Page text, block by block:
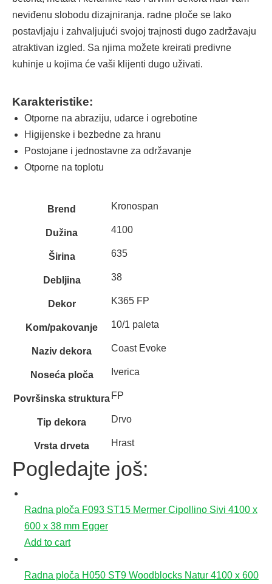
neviđenu slobodu dizajniranja. radne ploče se lako
postavljaju i zahvaljujući svojoj trajnosti dugo zadržavaju
atraktivan izgled. Sa njima možete kreirati predivne
kuhinje u kojima će vaši klijenti dugo uživati.
Karakteristike:
Otporne na abraziju, udarce i ogrebotine
Higijenske i bezbedne za hranu
Postojane i jednostavne za održavanje
Otporne na toplotu
Brend Kronospan
Dužina 4100
Širina 635
Debljina 38
Dekor K365 FP
Kom/pakovanje 10/1 paleta
Naziv dekora Coast Evoke
Noseća ploča Iverica
Površinska struktura FP
Tip dekora Drvo
Vrsta drveta Hrast
Pogledajte još:
Radna ploča F093 ST15 Mermer Cipollino Sivi 4100 x
600 x 38 mm Egger
Add to cart
Radna ploča H050 ST9 Woodblocks Natur 4100 x 600